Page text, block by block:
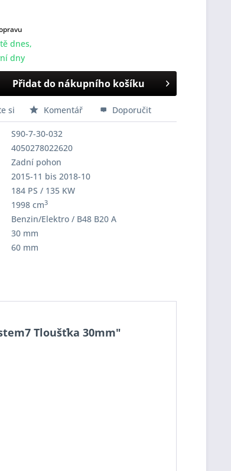
dnes,
dny
Přidat do nákupního košíku
si Komentář Doporučit
S90-7-30-032
4050278022620
Zadní pohon
2015-11 bis 2018-10
184 PS / 135 KW
1998 cm3
Benzin/Elektro / B48 B20 A
30 mm
60 mm
Tloušťka 30mm"